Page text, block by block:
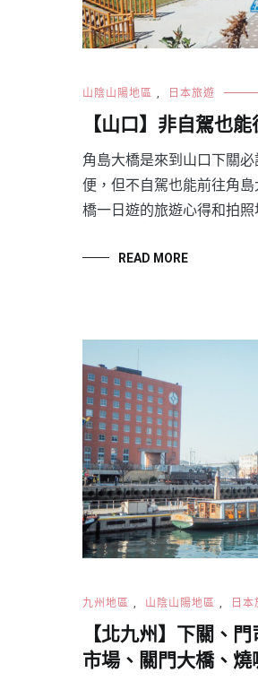
山陰山陽地區 日本旅遊
【山口】非自駕也
角島大橋是來到山口下關
便，但不自駕也能前往角
橋一日遊的旅遊心得和拍
READ MORE
九州地區 山陰山陽地區 日本
【北九州】下關、
市場、關門大橋、燒